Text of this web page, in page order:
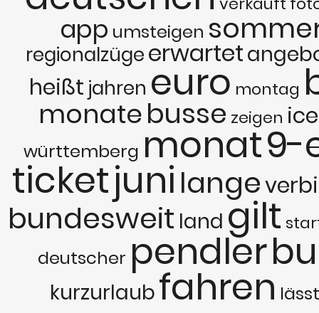
app umsteigen
regionalzügeerwartet
heißt jahren euro montag
monatebusse zeigen ice
württemberg monat9-
ticketjunilange
bundesweit land gilt
deutscher pendler
kurzurlaubfahren lässt